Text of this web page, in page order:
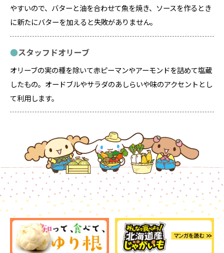
やすいので、バターと油を合わせて魚を焼き、ソースを作るとき
に新たにバターを加えると失敗がありません。
スタッフドオリーブ
オリーブの実の種を除いて赤ピーマンやアーモンドを詰めて塩蔵
したもの。オードブルやサラダのあしらいや味のアクセントとし
て利用します。